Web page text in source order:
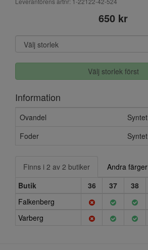
650 kr
Välj storlek först
Information
Ovandel
Syntet
Foder
Syntet
Finns i 2 av 2 butiker
Andra färger
Butik
36 37 38
Falkenberg
Varberg